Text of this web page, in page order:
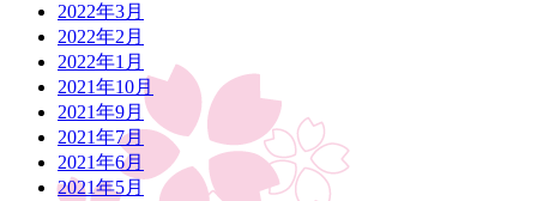
2022年3月
2022年2月
2022年1月
2021年10月
2021年9月
2021年7月
2021年6月
2021年5月